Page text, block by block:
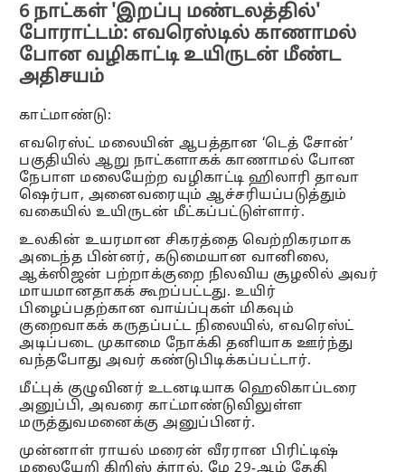
6 நாட்கள் 'இறப்பு மண்டலத்தில்'
போராட்டம்: எவரெஸ்டில் காணாமல்
போன வழிகாட்டி உயிருடன் மீண்ட
அதிசயம்
காட்மாண்டு:
எவரெஸ்ட் மலையின் ஆபத்தான ‘டெத் சோன்’
பகுதியில் ஆறு நாட்களாகக் காணாமல் போன
நேபாள மலையேற்ற வழிகாட்டி ஹிலாரி தாவா
ஷெர்பா, அனைவரையும் ஆச்சரியப்படுத்தும்
வகையில் உயிருடன் மீட்கப்பட்டுள்ளார்.
உலகின் உயரமான சிகரத்தை வெற்றிகரமாக
அடைந்த பின்னர், கடுமையான வானிலை,
ஆக்ஸிஜன் பற்றாக்குறை நிலவிய சூழலில் அவர்
மாயமானதாகக் கூறப்பட்டது. உயிர்
பிழைப்பதற்கான வாய்ப்புகள் மிகவும்
குறைவாகக் கருதப்பட்ட நிலையில், எவரெஸ்ட்
அடிப்படை முகாமை நோக்கி தனியாக ஊர்ந்து
வந்தபோது அவர் கண்டுபிடிக்கப்பட்டார்.
மீட்புக் குழுவினர் உடனடியாக ஹெலிகாப்டரை
அனுப்பி, அவரை காட்மாண்டுவிலுள்ள
மருத்துவமனைக்கு அனுப்பினர்.
முன்னாள் ராயல் மரைன் வீரரான பிரிட்டிஷ்